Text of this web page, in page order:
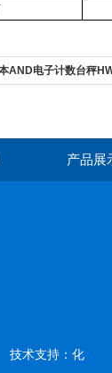
AND电子计数台秤
产品展
术支持： 化